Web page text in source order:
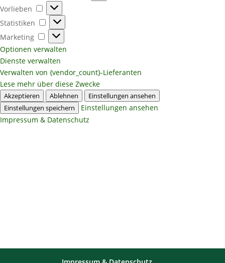
Vorlieben
Vorlieben
Statistiken
Statistiken
Marketing
Marketing
Optionen verwalten
Dienste verwalten
Verwalten von {vendor_count}-Lieferanten
Lese mehr über diese Zwecke
Akzeptieren Ablehnen
Einstellungen ansehen
Einstellungen speichern
Einstellungen ansehen
Impressum & Datenschutz